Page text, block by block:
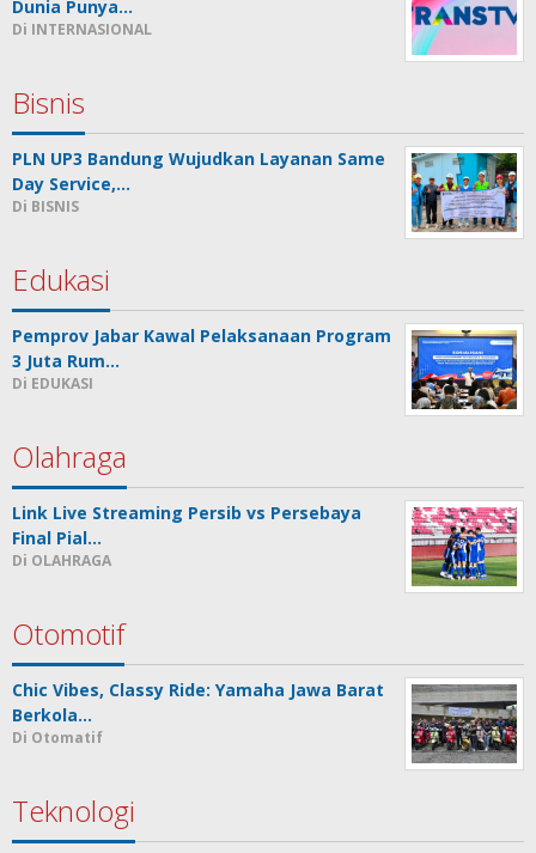
Dunia Punya…
Di INTERNASIONAL
Bisnis
PLN UP3 Bandung Wujudkan Layanan Same
Day Service,…
Di BISNIS
Edukasi
Pemprov Jabar Kawal Pelaksanaan Program
3 Juta Rum…
Di EDUKASI
Olahraga
Link Live Streaming Persib vs Persebaya
Final Pial…
Di OLAHRAGA
Otomotif
Chic Vibes, Classy Ride: Yamaha Jawa Barat
Berkola…
Di Otomatif
Teknologi